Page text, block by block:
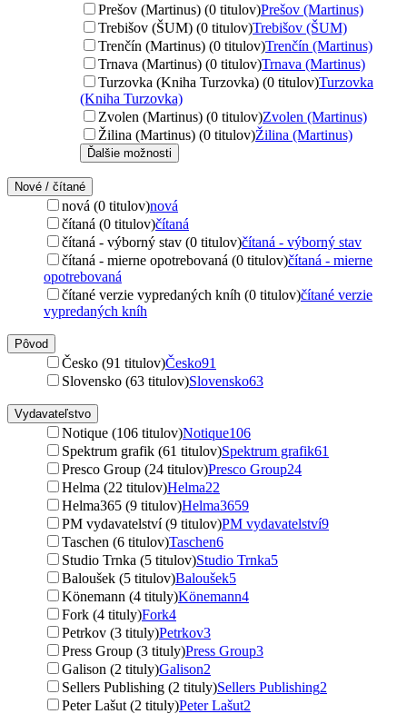
Prešov (Martinus) (0 titulov)Prešov (Martinus)
Trebišov (ŠUM) (0 titulov)Trebišov (ŠUM)
Trenčín (Martinus) (0 titulov)Trenčín (Martinus)
Trnava (Martinus) (0 titulov)Trnava (Martinus)
Turzovka (Kniha Turzovka) (0 titulov)Turzovka
(Kniha Turzovka)
Zvolen (Martinus) (0 titulov)Zvolen (Martinus)
Žilina (Martinus) (0 titulov)Žilina (Martinus)
Ďalšie možnosti
Nové / čítané
nová (0 titulov)nová
čítaná (0 titulov)čítaná
čítaná - výborný stav (0 titulov)čítaná - výborný stav
čítaná - mierne opotrebovaná (0 titulov)čítaná - mierne
opotrebovaná
čítané verzie vypredaných kníh (0 titulov)čítané verzie
vypredaných kníh
Pôvod
Česko (91 titulov)Česko91
Slovensko (63 titulov)Slovensko63
Vydavateľstvo
Notique (106 titulov)Notique106
Spektrum grafik (61 titulov)Spektrum grafik61
Presco Group (24 titulov)Presco Group24
Helma (22 titulov)Helma22
Helma365 (9 titulov)Helma3659
PM vydavatelství (9 titulov)PM vydavatelství9
Taschen (6 titulov)Taschen6
Studio Trnka (5 titulov)Studio Trnka5
Baloušek (5 titulov)Baloušek5
Könemann (4 tituly)Könemann4
Fork (4 tituly)Fork4
Petrkov (3 tituly)Petrkov3
Press Group (3 tituly)Press Group3
Galison (2 tituly)Galison2
Sellers Publishing (2 tituly)Sellers Publishing2
Peter Lašut (2 tituly)Peter Lašut2